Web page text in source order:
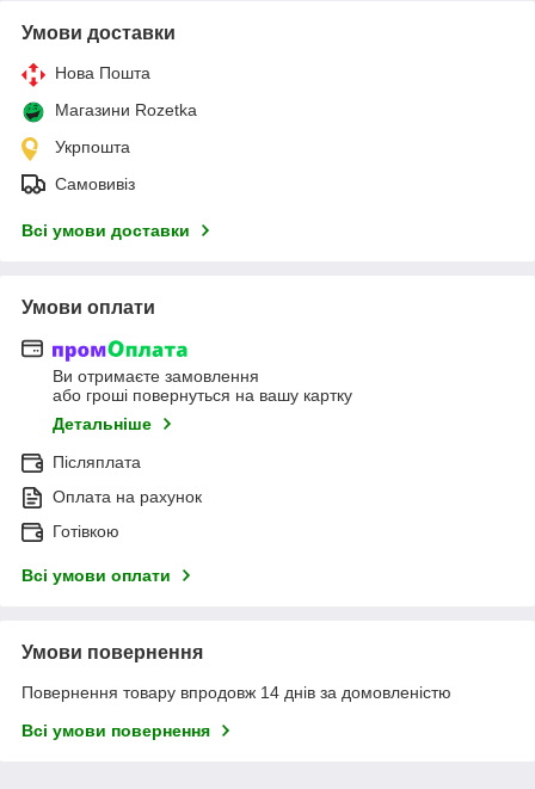
Умови доставки
Нова Пошта
Магазини Rozetka
Укрпошта
Самовивіз
Всі умови доставки
Умови оплати
Ви отримаєте замовлення
або гроші повернуться на вашу картку
Детальніше
Післяплата
Оплата на рахунок
Готівкою
Всі умови оплати
Умови повернення
Повернення товару впродовж 14 днів за домовленістю
Всі умови повернення